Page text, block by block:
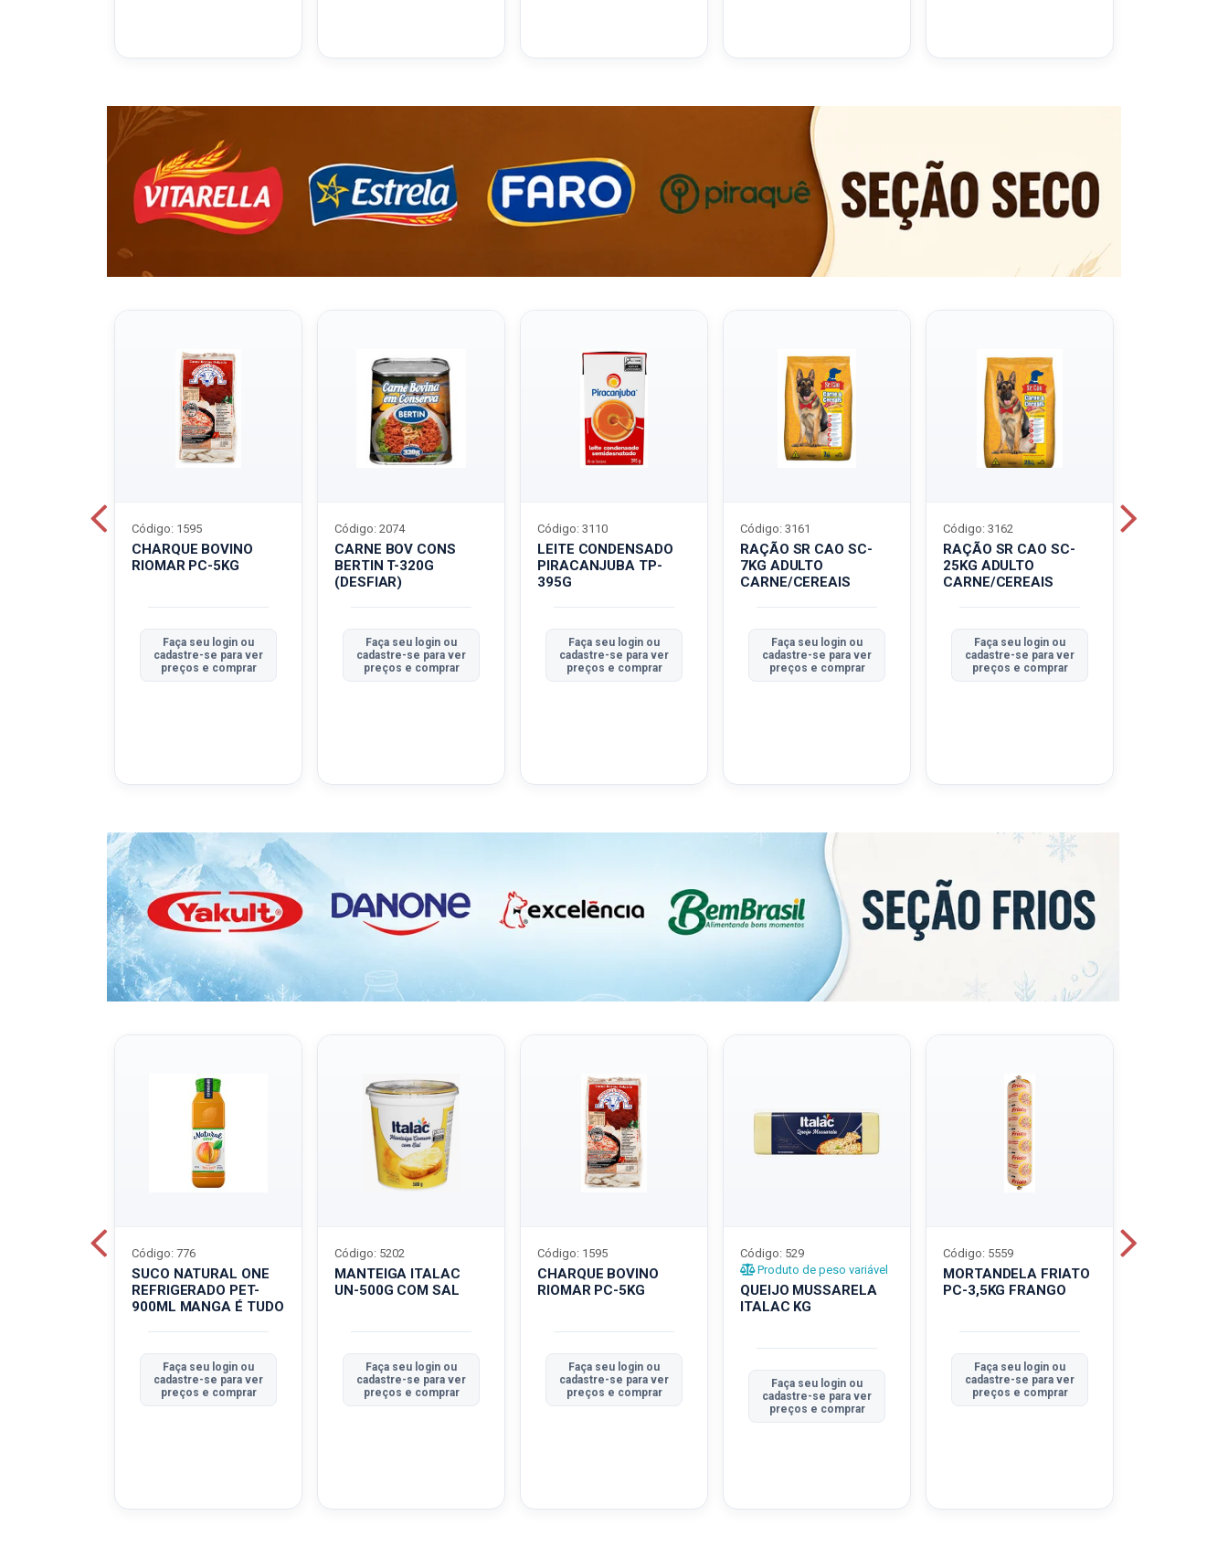
CHARQUE BOVINO
RIOMAR PC-5KG
Código: 1595
Faça seu login ou
cadastre-se para ver
preços e comprar
CARNE BOV CONS
BERTIN T-320G
(DESFIAR)
Código: 2074
Faça seu login ou
cadastre-se para ver
preços e comprar
LEITE CONDENSADO
PIRACANJUBA TP-
395G
Código: 3110
Faça seu login ou
cadastre-se para ver
preços e comprar
RAÇÃO SR CAO SC-
7KG ADULTO
CARNE/CEREAIS
Código: 3161
Faça seu login ou
cadastre-se para ver
preços e comprar
RAÇÃO SR CAO SC-
25KG ADULTO
CARNE/CEREAIS
Código: 3162
Faça seu login ou
cadastre-se para ver
preços e comprar
SUCO NATURAL ONE
REFRIGERADO PET-
900ML MANGA É TUDO
Código: 776
Faça seu login ou
cadastre-se para ver
preços e comprar
MANTEIGA ITALAC
UN-500G COM SAL
Código: 5202
Faça seu login ou
cadastre-se para ver
preços e comprar
CHARQUE BOVINO
RIOMAR PC-5KG
Código: 1595
Faça seu login ou
cadastre-se para ver
preços e comprar
QUEIJO MUSSARELA
ITALAC KG
Código: 529
Produto de peso variável
Faça seu login ou
cadastre-se para ver
preços e comprar
MORTANDELA FRIATO
PC-3,5KG FRANGO
Código: 5559
Faça seu login ou
cadastre-se para ver
preços e comprar